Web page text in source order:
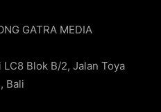
GATRA MEDIA
Blok B/2, Jalan Toya
Bali